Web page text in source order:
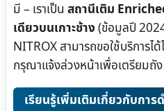
มี – เราเป็น สถานีเติม
เดียวบนเกาะช้าง(ข้อมูลปี
NITROX สามารถขอใช้บริการ
กรุณาแจ้งล่วงหน้าเพื่อเตรียมถัง
เรียนรู้เพิ่มเติมเกี่ยวกับการ